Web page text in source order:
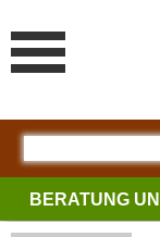
BERATUNG